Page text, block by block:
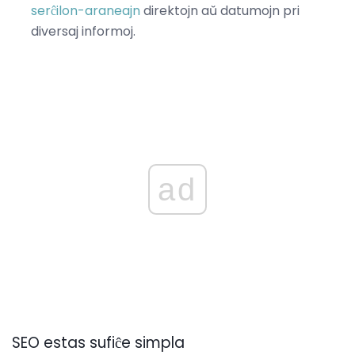
serĉilon-araneajndirektojn aŭ datumojn pri
diversaj informoj.
ad
SEO estas sufiĉe simpla